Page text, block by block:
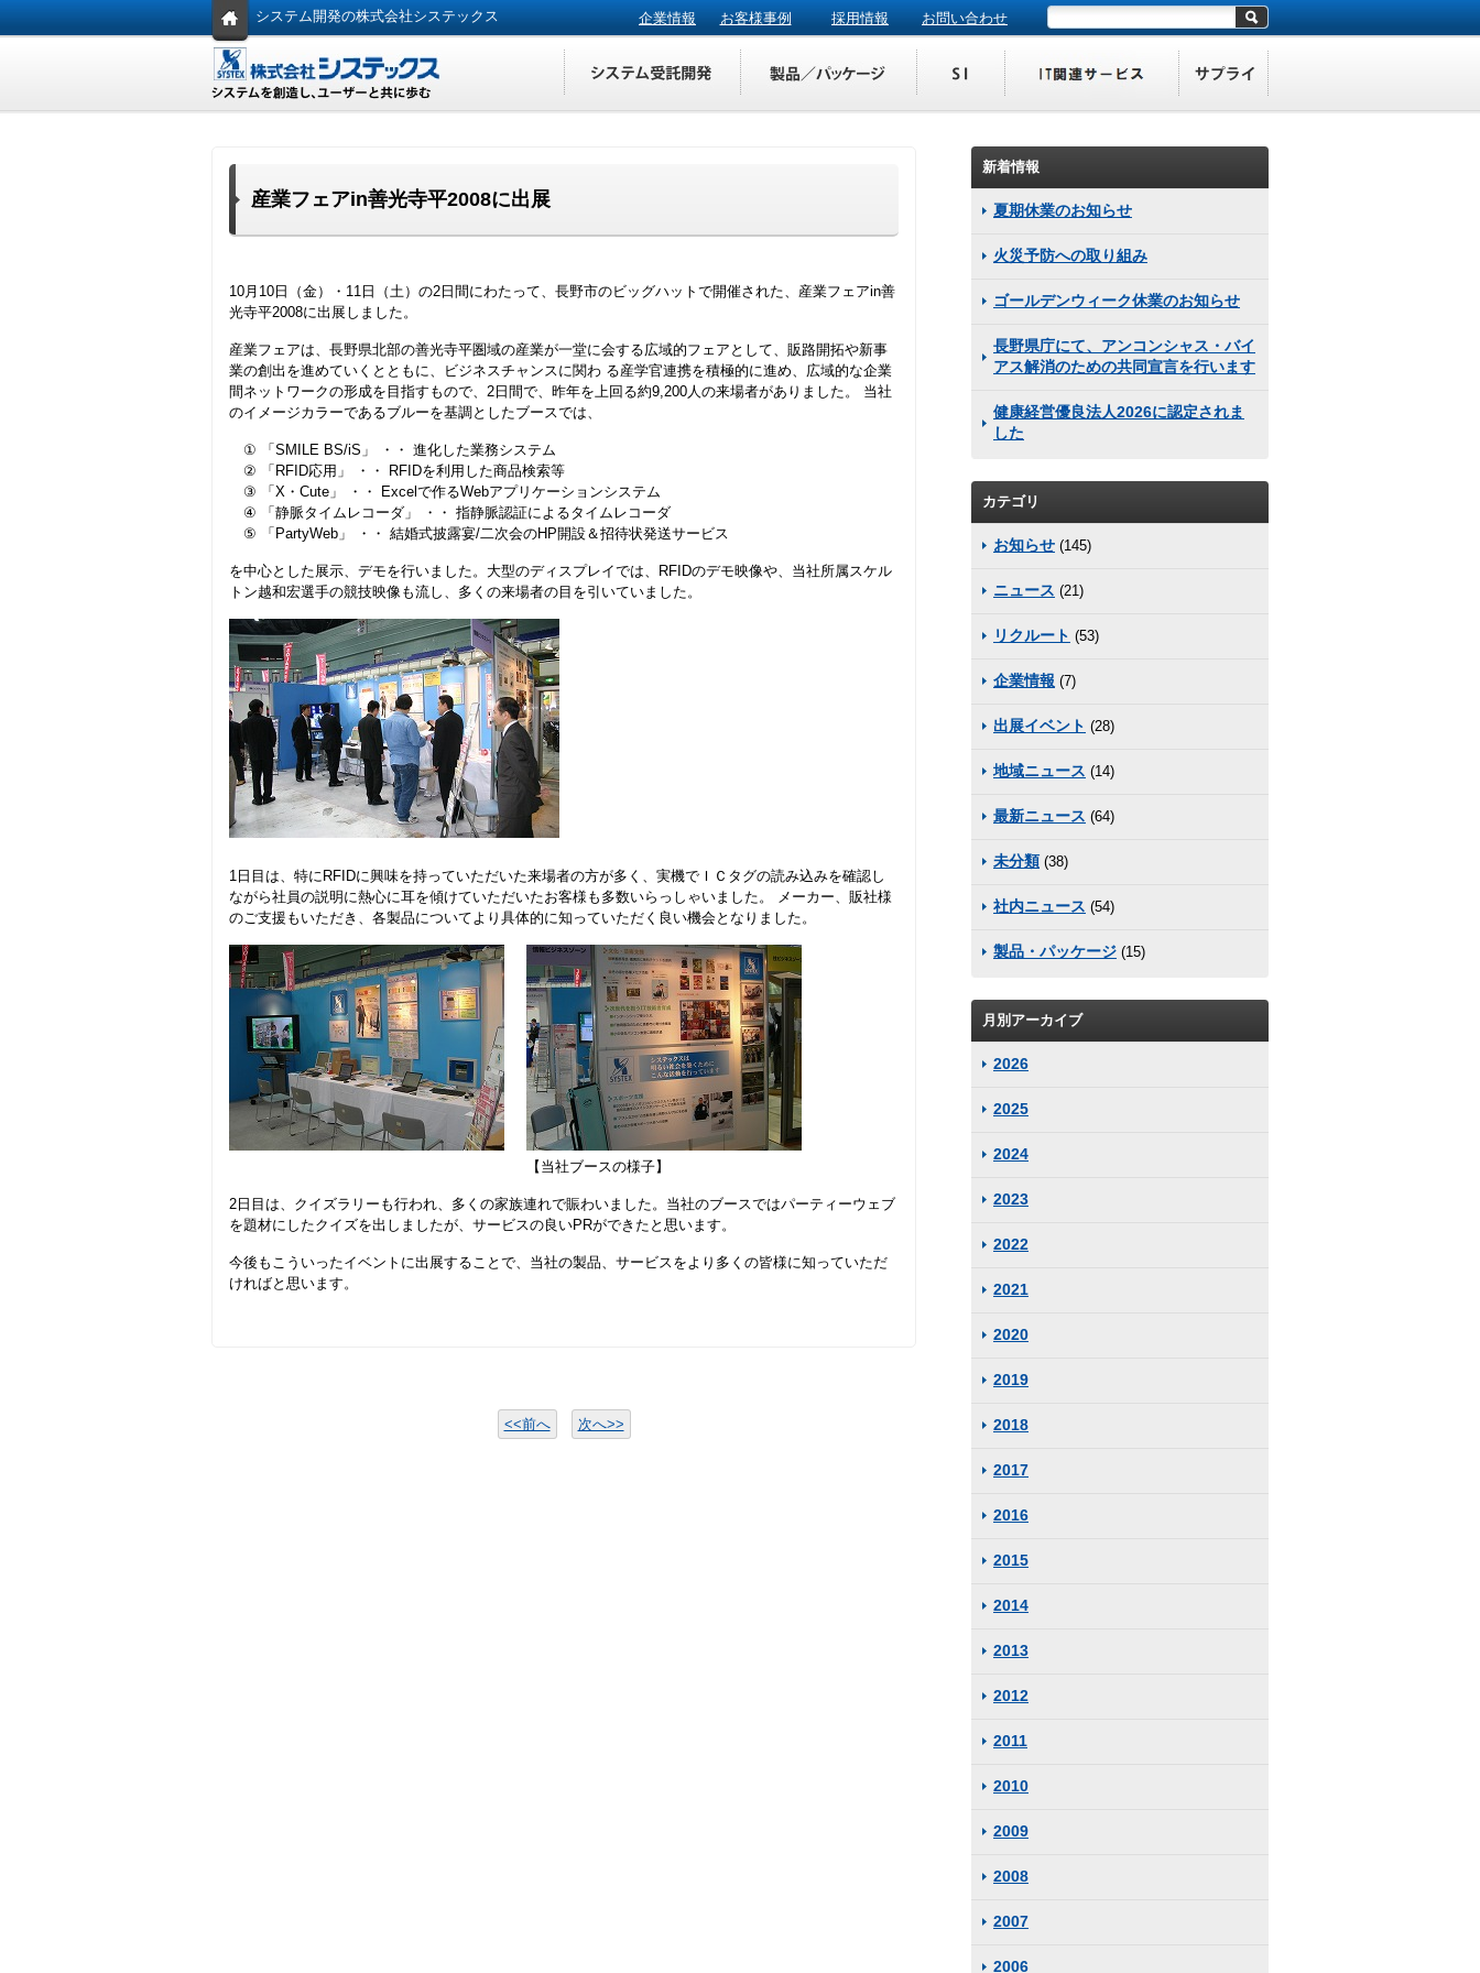
システム開発の株式会社システックス 企業情報 お客様事例 採用情報 お問い合わせ
産業フェアin善光寺平2008に出展
10月10日（金）・11日（土）の2日間にわたって、長野市のビッグハットで開催された、産業フェアin善
光寺平2008に出展しました。
産業フェアは、長野県北部の善光寺平圏域の産業が一堂に会する広域的フェアとして、販路開拓や新事
業の創出を進めていくとともに、ビジネスチャンスに関わ る産学官連携を積極的に進め、広域的な企業
間ネットワークの形成を目指すもので、2日間で、昨年を上回る約9,200人の来場者がありました。 当社
のイメージカラーであるブルーを基調としたブースでは、
① 「SMILE BS/iS」 ・・ 進化した業務システム
② 「RFID応用」 ・・ RFIDを利用した商品検索等
③ 「X・Cute」 ・・ Excelで作るWebアプリケーションシステム
④ 「静脈タイムレコーダ」 ・・ 指静脈認証によるタイムレコーダ
⑤ 「PartyWeb」 ・・ 結婚式披露宴/二次会のHP開設＆招待状発送サービス
を中心とした展示、デモを行いました。大型のディスプレイでは、RFIDのデモ映像や、当社所属スケル
トン越和宏選手の競技映像も流し、多くの来場者の目を引いていました。
1日目は、特にRFIDに興味を持っていただいた来場者の方が多く、実機でＩＣタグの読み込みを確認し
ながら社員の説明に熱心に耳を傾けていただいたお客様も多数いらっしゃいました。 メーカー、販社様
のご支援もいただき、各製品についてより具体的に知っていただく良い機会となりました。
【当社ブースの様子】
2日目は、クイズラリーも行われ、多くの家族連れで賑わいました。当社のブースではパーティーウェブ
を題材にしたクイズを出しましたが、サービスの良いPRができたと思います。
今後もこういったイベントに出展することで、当社の製品、サービスをより多くの皆様に知っていただ
ければと思います。
<<前へ 次へ>>
新着情報
夏期休業のお知らせ
火災予防への取り組み
ゴールデンウィーク休業のお知らせ
長野県庁にて、アンコンシャス・バイ
アス解消のための共同宣言を行います
健康経営優良法人2026に認定されま
した
カテゴリ
お知らせ (145)
ニュース (21)
リクルート (53)
企業情報 (7)
出展イベント (28)
地域ニュース (14)
最新ニュース (64)
未分類 (38)
社内ニュース (54)
製品・パッケージ (15)
月別アーカイブ
2026
2025
2024
2023
2022
2021
2020
2019
2018
2017
2016
2015
2014
2013
2012
2011
2010
2009
2008
2007
2006